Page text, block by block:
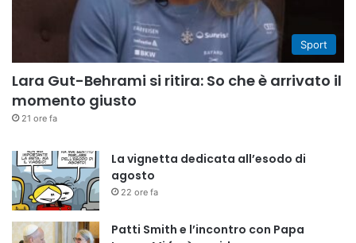
Sport
Lara Gut-Behrami si ritira: So che è arrivato il
momento giusto
21 ore fa
La vignetta dedicata all’esodo di
agosto
22 ore fa
Patti Smith e l’incontro con Papa